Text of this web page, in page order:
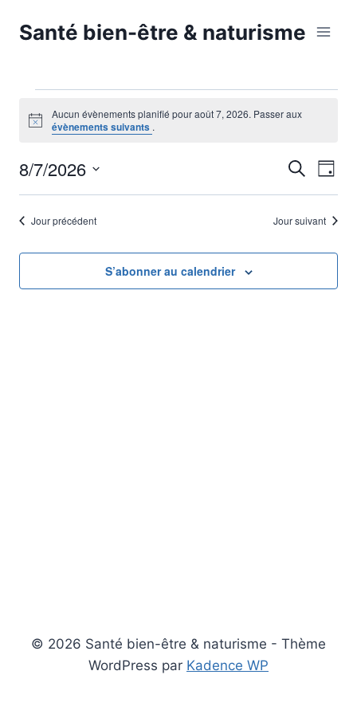
Santé bien-être & naturisme
Évènements
août
7,
2026
Notice
Aucun évènements planifié pour août 7, 2026. Passer aux
évènements suivants .
Recherche
de
Jour
8/7/2026
Sélectionnez
uneJour précédent Jour suivant
S’abonner au calendrier
© 2026 Santé bien-être & naturisme - Thème
WordPress par Kadence WP